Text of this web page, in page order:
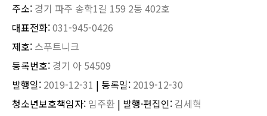
주소: 경기 파주 송학1길 159 2동 402호
대표전화:031-945-0426
제호: 스푸트니크
등록번호: 경기 아 54509
발행일: 2019-12-31 | 등록일: 2019-12-30
청소년보호책임자: 임주환 | 발행·편집인: 김세혁